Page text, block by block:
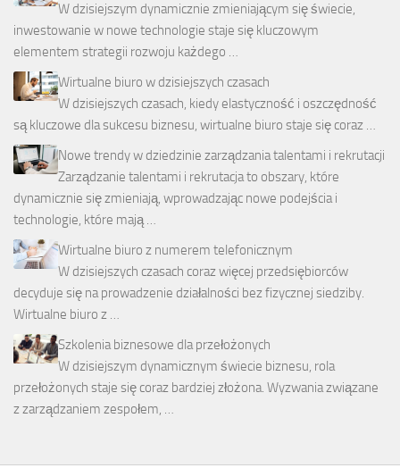
W dzisiejszym dynamicznie zmieniającym się świecie,
inwestowanie w nowe technologie staje się kluczowym
elementem strategii rozwoju każdego …
Wirtualne biuro w dzisiejszych czasach
W dzisiejszych czasach, kiedy elastyczność i oszczędność
są kluczowe dla sukcesu biznesu, wirtualne biuro staje się coraz …
Nowe trendy w dziedzinie zarządzania talentami i rekrutacji
Zarządzanie talentami i rekrutacja to obszary, które
dynamicznie się zmieniają, wprowadzając nowe podejścia i
technologie, które mają …
Wirtualne biuro z numerem telefonicznym
W dzisiejszych czasach coraz więcej przedsiębiorców
decyduje się na prowadzenie działalności bez fizycznej siedziby.
Wirtualne biuro z …
Szkolenia biznesowe dla przełożonych
W dzisiejszym dynamicznym świecie biznesu, rola
przełożonych staje się coraz bardziej złożona. Wyzwania związane
z zarządzaniem zespołem, …